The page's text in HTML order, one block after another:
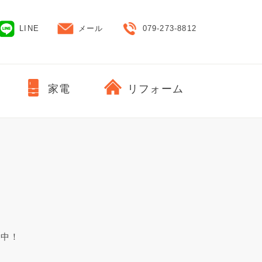
LINE メール 079-273-8812
家電 リフォーム
！